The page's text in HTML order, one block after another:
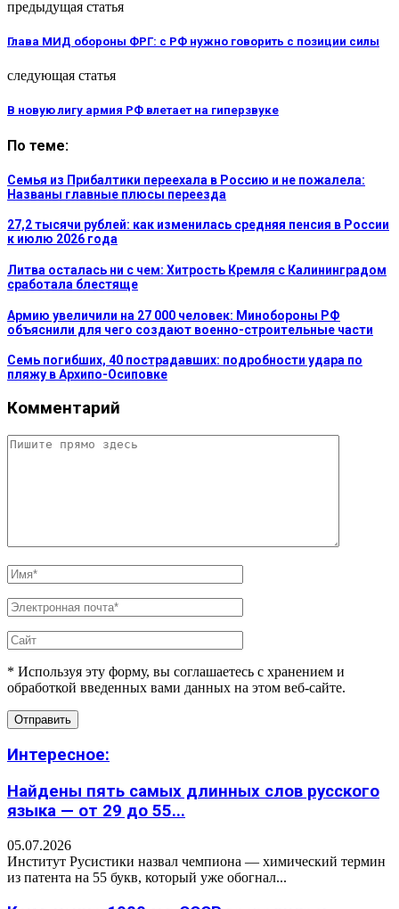
предыдущая статья
Глава МИД обороны ФРГ: с РФ нужно говорить с позиции силы
следующая статья
В новую лигу армия РФ влетает на гиперзвуке
По теме:
Семья из Прибалтики переехала в Россию и не пожалела:
Названы главные плюсы переезда
27,2 тысячи рублей: как изменилась средняя пенсия в России
к июлю 2026 года
Литва осталась ни с чем: Хитрость Кремля с Калининградом
сработала блестяще
Армию увеличили на 27 000 человек: Минобороны РФ
объяснили для чего создают военно-строительные части
Семь погибших, 40 пострадавших: подробности удара по
пляжу в Архипо-Осиповке
Комментарий
* Используя эту форму, вы соглашаетесь с хранением и
обработкой введенных вами данных на этом веб-сайте.
Интересное:
Найдены пять самых длинных слов русского
языка — от 29 до 55...
05.07.2026
Институт Русистики назвал чемпиона — химический термин
из патента на 55 букв, который уже обогнал...